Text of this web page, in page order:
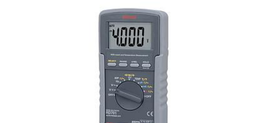
Loan và được thiết kế để đáp ứng nhu cầu đo lường